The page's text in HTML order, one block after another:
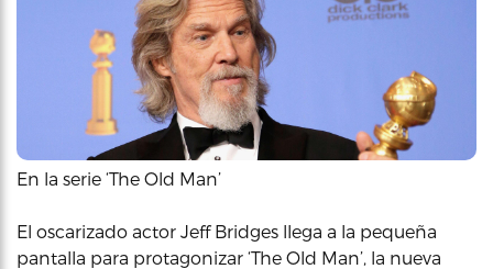
En la serie ‘The Old Man’
El oscarizado actor Jeff Bridges llega a la pequeña
pantalla para protagonizar ‘The Old Man’, la nueva